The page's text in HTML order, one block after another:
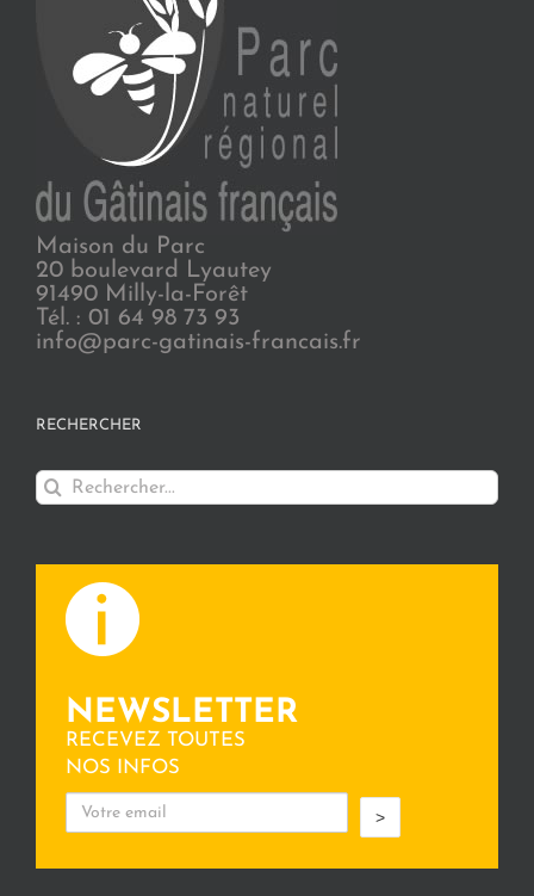
Maison du Parc
20 boulevard Lyautey
91490 Milly-la-Forêt
Tél. : 01 64 98 73 93
info@parc-gatinais-francais.fr
RECHERCHER
Rechercher:
NEWSLETTER
RECEVEZ TOUTES
NOS INFOS
>